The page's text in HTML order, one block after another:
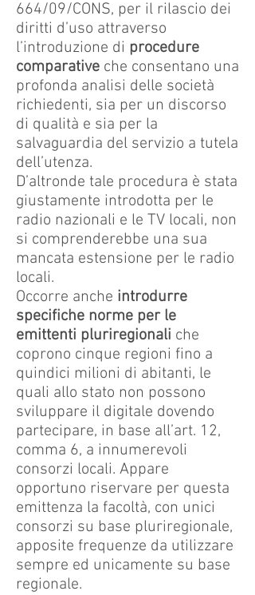
664/09/CONS, per il rilascio dei
diritti d’uso attraverso
l’introduzione di procedure
comparative che consentano una
profonda analisi delle società
richiedenti, sia per un discorso
di qualità e sia per la
salvaguardia del servizio a tutela
dell’utenza.
D’altronde tale procedura è stata
giustamente introdotta per le
radio nazionali e le TV locali, non
si comprenderebbe una sua
mancata estensione per le radio
locali.
Occorre anche introdurre
specifiche norme per le
emittenti pluriregionali che
coprono cinque regioni fino a
quindici milioni di abitanti, le
quali allo stato non possono
sviluppare il digitale dovendo
partecipare, in base all’art. 12,
comma 6, a innumerevoli
consorzi locali. Appare
opportuno riservare per questa
emittenza la facoltà, con unici
consorzi su base pluriregionale,
apposite frequenze da utilizzare
sempre ed unicamente su base
regionale.